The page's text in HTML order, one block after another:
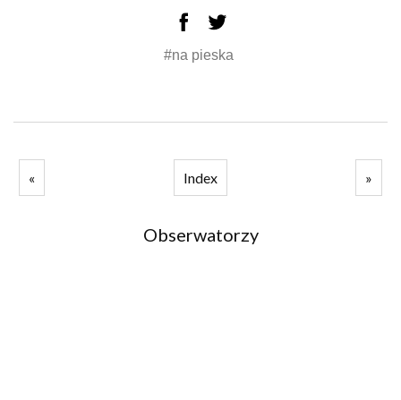
#na pieska
« Index »
Obserwatorzy